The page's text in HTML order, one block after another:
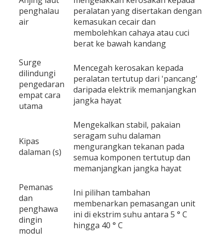
penghalau
air
peralatan yang disertakan dengan
kemasukan cecair dan
membolehkan cahaya atau cuci
berat ke bawah kandang
Surge
dilindungi
pengedaran
empat cara
utama
Mencegah kerosakan kepada
peralatan tertutup dari 'pancang'
daripada elektrik memanjangkan
jangka hayat
Kipas
dalaman (s)
Mengekalkan stabil, pakaian
seragam suhu dalaman
mengurangkan tekanan pada
semua komponen tertutup dan
memanjangkan jangka hayat
Pemanas
dan
penghawa
dingin
modul
Ini pilihan tambahan
membenarkan pemasangan unit
ini di ekstrim suhu antara 5 ° C
hingga 40 ° C